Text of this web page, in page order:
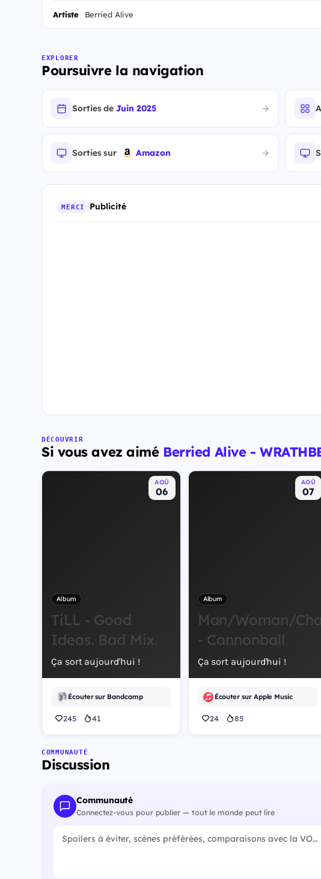
Artiste Berried Alive
EXPLORER
Poursuivre la navigation
Sorties deJuin 2025
Sorties sur Amazon
MERCI Publicité
DÉCOUVRIR
Si vous avez aimé Berried Alive -
AOÛ
06
Album
TiLL - Good
Ideas. Bad Mix.
Ça sort aujourd'hui !
Écouter sur Bandcamp
245 41
AOÛ
07
Album
Man/Woman/
- Cannonball
Ça sort aujourd'hui !
Écouter sur Apple Music
24 85
COMMUNAUTÉ
Discussion
Communauté
Connectez-vous pour publier — tout le monde peut lire